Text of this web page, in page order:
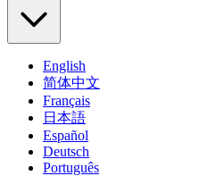
English
简体中文
Français
日本語
Español
Deutsch
Português